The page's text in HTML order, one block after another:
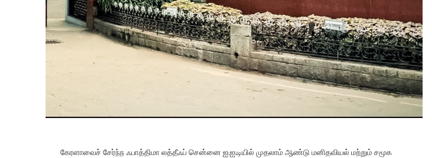
கேரளாவைச் சேர்ந்ந ஃபாத்திமா லத்தீஃப் சென்னை ஐ.ஐ.டியில் முதலாம் ஆண்டு மனிதவியல் மற்றும் சமூக